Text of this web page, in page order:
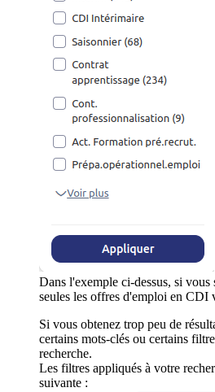
Dans l'exemple ci-dessus, si
seules les offres d'emploi en CDI
Si vous obtenez trop peu de
certains mots-clés ou certains
recherche.
Les filtres appliqués à votre
suivante :